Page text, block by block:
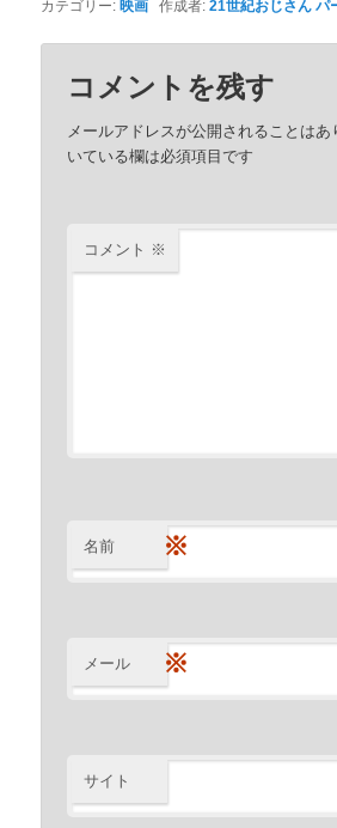
カテゴリー:映画 作成者:21世紀おじさん パ
コメントを残す
メールアドレスが公開されることはあ
いている欄は必須項目です
コメント ※
名前 ※
メール ※
サイト